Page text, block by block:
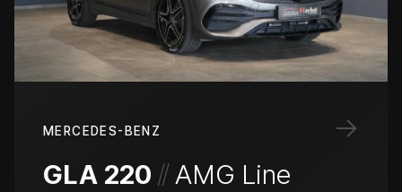
→
MERCEDES-BENZ
GLA 220 //AMG Line